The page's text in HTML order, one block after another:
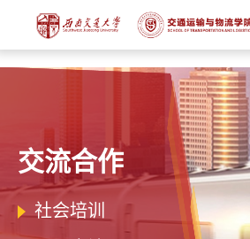
交流合作
社会培训